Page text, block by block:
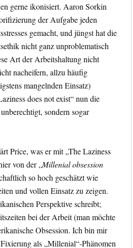
gerne ikonisiert. Aaron Sorkin
der Aufgabe jeden
gemacht, und jüngst hat die
nicht ganz unproblematisch
Art der Arbeitshaltung nicht
nacheifern, allzu häufig
mangelnden Einsatz)
does not exist“ nun die
sondern sogar
Price, was er mit „The Laziness
von der „Millenial obsession
so hoch geschätzt wie
und vollen Einsatz zu zeigen.
Perspektive schreibt;
bei der Arbeit (man möchte
Obsession. Ich bin mir
als „Millenial“-Phänomen